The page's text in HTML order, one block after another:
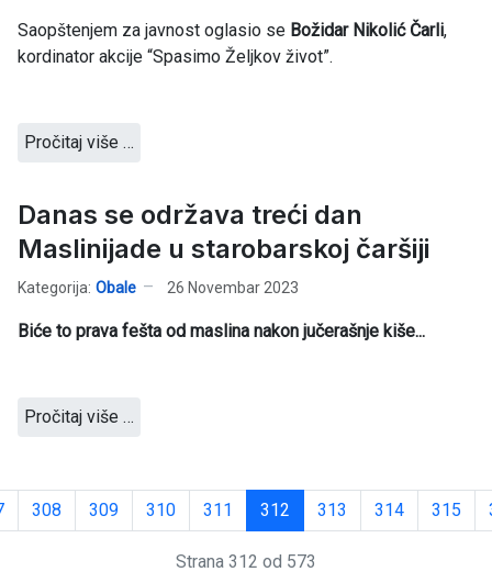
Saopštenjem za javnost oglasio se Božidar Nikolić Čarli,
kordinator akcije “Spasimo Željkov život”.
Pročitaj više …
Danas se održava treći dan
Maslinijade u starobarskoj čaršiji
Kategorija: Obale 26 Novembar 2023
Biće to prava fešta od maslina nakon jučerašnje kiše...
Pročitaj više …
308 309 310 311 312 313 314 315
Strana 312 od 573